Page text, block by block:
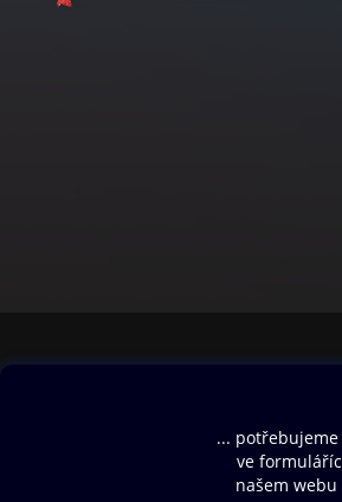
Aplikace a hry
SMS/MMS Info
Blog